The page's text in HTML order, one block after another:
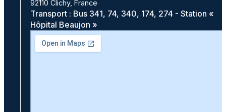
92110 Clichy, France
Transport : Bus 341, 74, 340, 174, 274 - Station «
Hôpital Beaujon »